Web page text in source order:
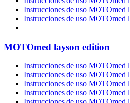
Instrucciones de uso MOTOmed
Instrucciones de uso MOTOmed
MOTOmed layson edition
Instrucciones de uso MOTOmed
Instrucciones de uso MOTOmed
Instrucciones de uso MOTOmed
Instrucciones de uso MOTOmed